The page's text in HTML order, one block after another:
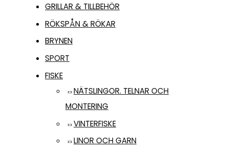
GRILLAR & TILLBEHÖR
RÖKSPÅN & RÖKAR
BRYNEN
SPORT
FISKE
NÄTSLINGOR. TELNAR OCH
MONTERING
VINTERFISKE
LINOR OCH GARN